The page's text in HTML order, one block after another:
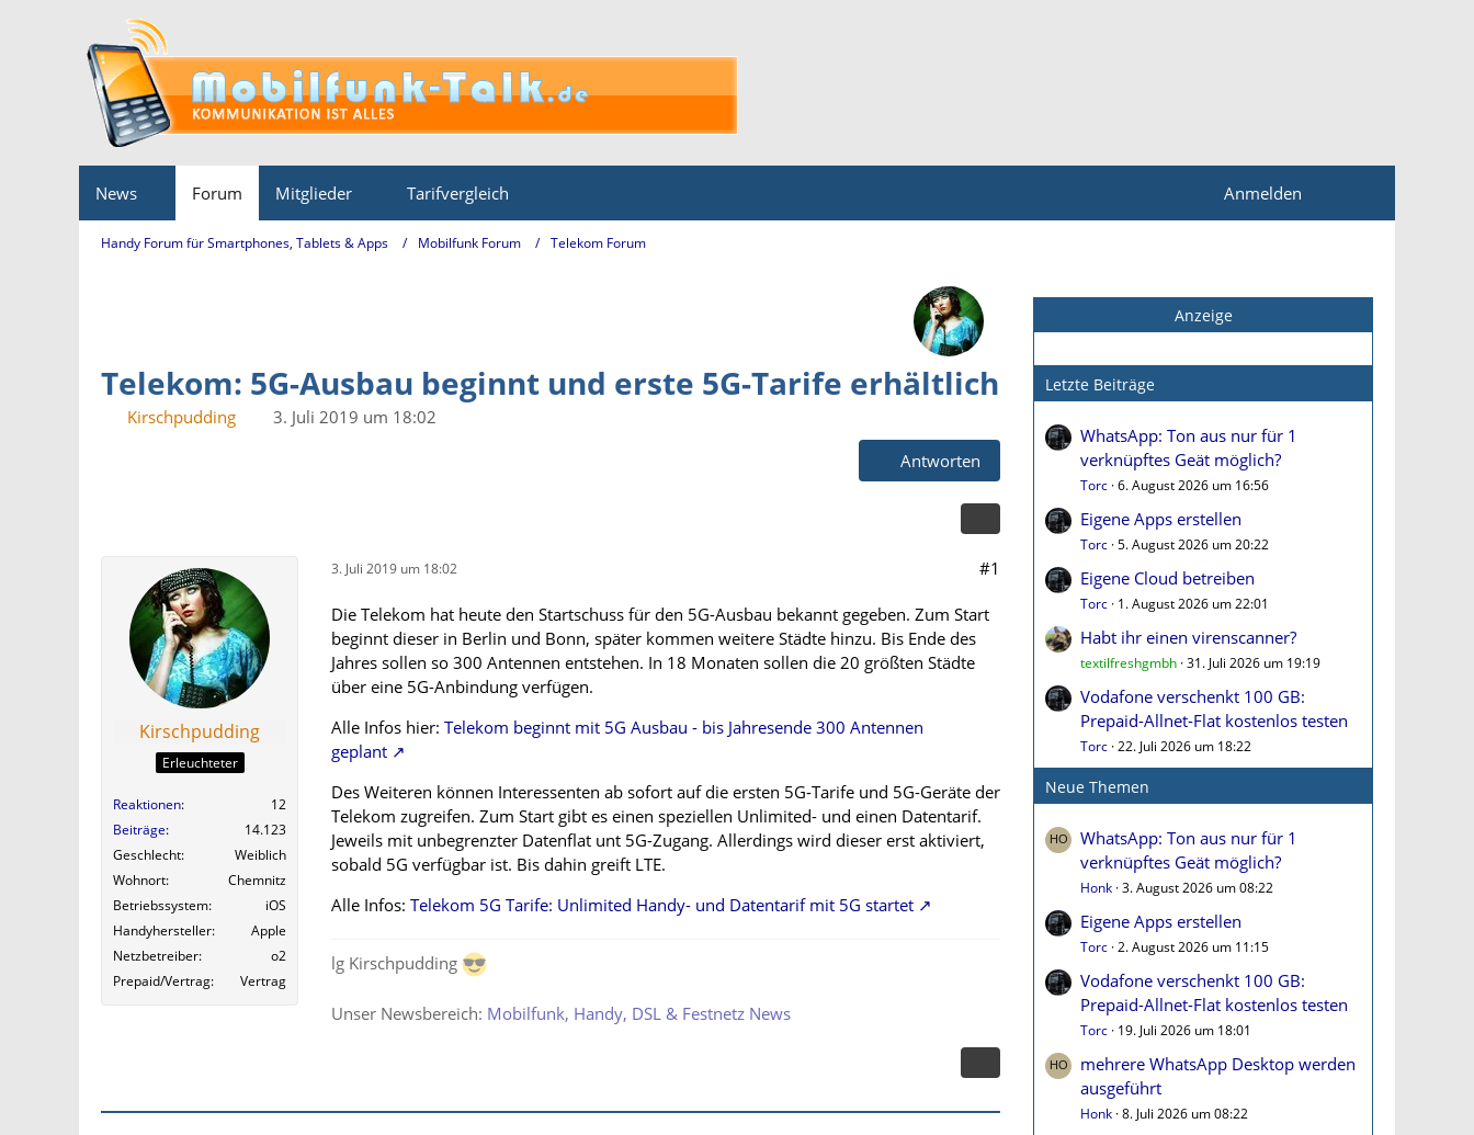
News Forum Mitglieder Tarifvergleich Anmelden
Handy Forum für Smartphones, Tablets & Apps Mobilfunk Forum Telekom Forum
Telekom: 5G-Ausbau beginnt und erste 5G-Tarife erhältlich
Kirschpudding
3. Juli 2019 um 18:02
Antworten
Kirschpudding
Erleuchteter
Reaktionen
12
Beiträge
14.123
Geschlecht
Weiblich
Wohnort
Chemnitz
Betriebssystem
iOS
Handyhersteller
Apple
Netzbetreiber
o2
Prepaid/Vertrag
Vertrag
3. Juli 2019 um 18:02 #1
Die Telekom hat heute den Startschuss für den 5G-Ausbau bekannt gegeben. Zum Start
beginnt dieser in Berlin und Bonn, später kommen weitere Städte hinzu. Bis Ende des
Jahres sollen so 300 Antennen entstehen. In 18 Monaten sollen die 20 größten Städte
über eine 5G-Anbindung verfügen.
Alle Infos hier: Telekom beginnt mit 5G Ausbau - bis Jahresende 300 Antennen
geplant
Des Weiteren können Interessenten ab sofort auf die ersten 5G-Tarife und 5G-Geräte der
Telekom zugreifen. Zum Start gibt es einen speziellen Unlimited- und einen Datentarif.
Jeweils mit unbegrenzter Datenflat unt 5G-Zugang. Allerdings wird dieser erst aktiviert,
sobald 5G verfügbar ist. Bis dahin greift LTE.
Alle Infos: Telekom 5G Tarife: Unlimited Handy- und Datentarif mit 5G startet
lg Kirschpudding
Unser Newsbereich: Mobilfunk, Handy, DSL & Festnetz News
Anzeige
Letzte Beiträge
WhatsApp: Ton aus nur für 1
verknüpftes Geät möglich?
Torc 6. August 2026 um 16:56
Eigene Apps erstellen
Torc 5. August 2026 um 20:22
Eigene Cloud betreiben
Torc 1. August 2026 um 22:01
Habt ihr einen virenscanner?
textilfreshgmbh 31. Juli 2026 um 19:19
Vodafone verschenkt 100 GB:
Prepaid-Allnet-Flat kostenlos testen
Torc 22. Juli 2026 um 18:22
Neue Themen
WhatsApp: Ton aus nur für 1
verknüpftes Geät möglich?
Honk 3. August 2026 um 08:22
Eigene Apps erstellen
Torc 2. August 2026 um 11:15
Vodafone verschenkt 100 GB:
Prepaid-Allnet-Flat kostenlos testen
Torc 19. Juli 2026 um 18:01
mehrere WhatsApp Desktop werden
ausgeführt
Honk 8. Juli 2026 um 08:22